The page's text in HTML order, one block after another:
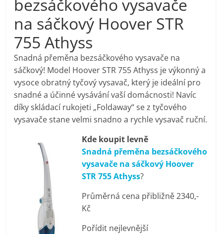
pračky,
televize,
notebooky,
mobilní
telefony,
kávovary,
bazény
elektronika
porovnání
bezsáčkového vysavače
na sáčkový Hoover STR
755 Athyss
Snadná přeměna bezsáčkového vysavače na
sáčkový! Model Hoover STR 755 Athyss je výkonný a
vysoce obratný tyčový vysavač, který je ideální pro
snadné a účinné vysávání vaší domácnosti! Navíc
díky skládací rukojeti „Foldaway“ se z tyčového
vysavače stane velmi snadno a rychle vysavač ruční.
Kde koupit levně
Snadná přeměna bezsáčkového
vysavače na sáčkový Hoover
STR 755 Athyss?
Průměrná cena přibližně 2340,-
Kč
Pořídit nejlevnější